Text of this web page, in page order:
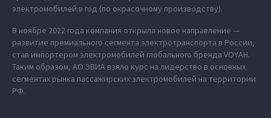
электромобилей в год (по окрасочному производству).
В ноябре 2022 года компания открыла новое направление —
развитие премиального сегмента электротранспорта в России,
став импортером электромобилей глобального бренда VOYAH.
Таким образом, АО ЭВИА взяло курс на лидерство в основных
сегментах рынка пассажирских электромобилей на территории
РФ.